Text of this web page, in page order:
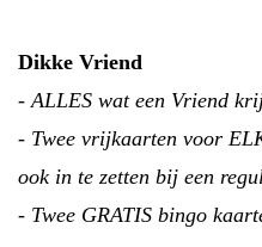
Dikke Vriend
- ALLES wat een Vriend
- Twee vrijkaarten voor
ook in te zetten bij een
- Twee GRATIS bingo